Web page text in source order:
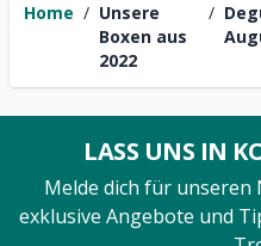
Home / Unsere
Boxen aus
2022
/
LASS UNS IN
Melde dich für
exklusive Angebote und